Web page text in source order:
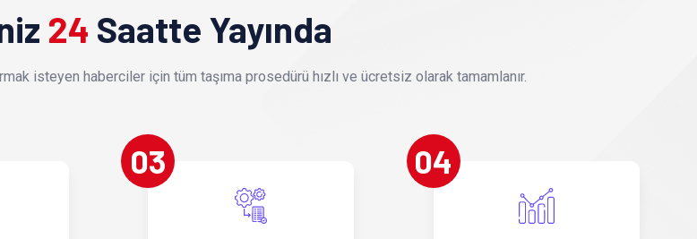
24 Saatte Yayında
isteyen haberciler için tüm taşıma prosedürü hızlı ve ücretsiz olarak tamamlanır.
03 04